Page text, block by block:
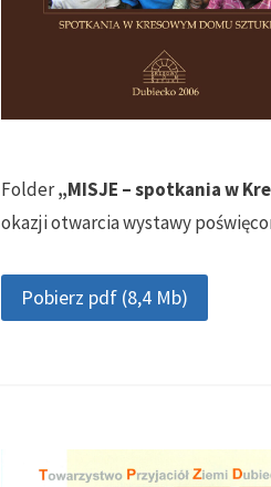
Folder„MISJE – spotkania w
okazji otwarcia wystawy
Pobierz pdf (8,4 Mb)